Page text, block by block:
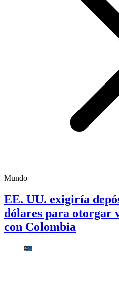
Mundo
EE. UU. exigiría
dólares para otorgar
con Colombia